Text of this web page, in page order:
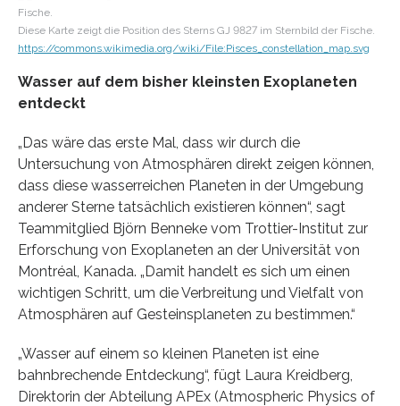
Diese Karte zeigt die Position des Sterns GJ 9827 im Sternbild der Fische.
https://commons.wikimedia.org/wiki/File:Pisces_constellation_map.svg
Wasser auf dem bisher kleinsten Exoplaneten
entdeckt
„Das wäre das erste Mal, dass wir durch die
Untersuchung von Atmosphären direkt zeigen können,
dass diese wasserreichen Planeten in der Umgebung
anderer Sterne tatsächlich existieren können“, sagt
Teammitglied Björn Benneke vom Trottier-Institut zur
Erforschung von Exoplaneten an der Universität von
Montréal, Kanada. „Damit handelt es sich um einen
wichtigen Schritt, um die Verbreitung und Vielfalt von
Atmosphären auf Gesteinsplaneten zu bestimmen.“
„Wasser auf einem so kleinen Planeten ist eine
bahnbrechende Entdeckung“, fügt Laura Kreidberg,
Direktorin der Abteilung APEx (Atmospheric Physics of